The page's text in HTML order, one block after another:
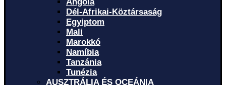
Dél-Afrikai-Köztársaság
Egyiptom
Mali
Marokkó
Namíbia
Tanzánia
Tunézia
AUSZTRÁLIA ÉS OCEÁNIA